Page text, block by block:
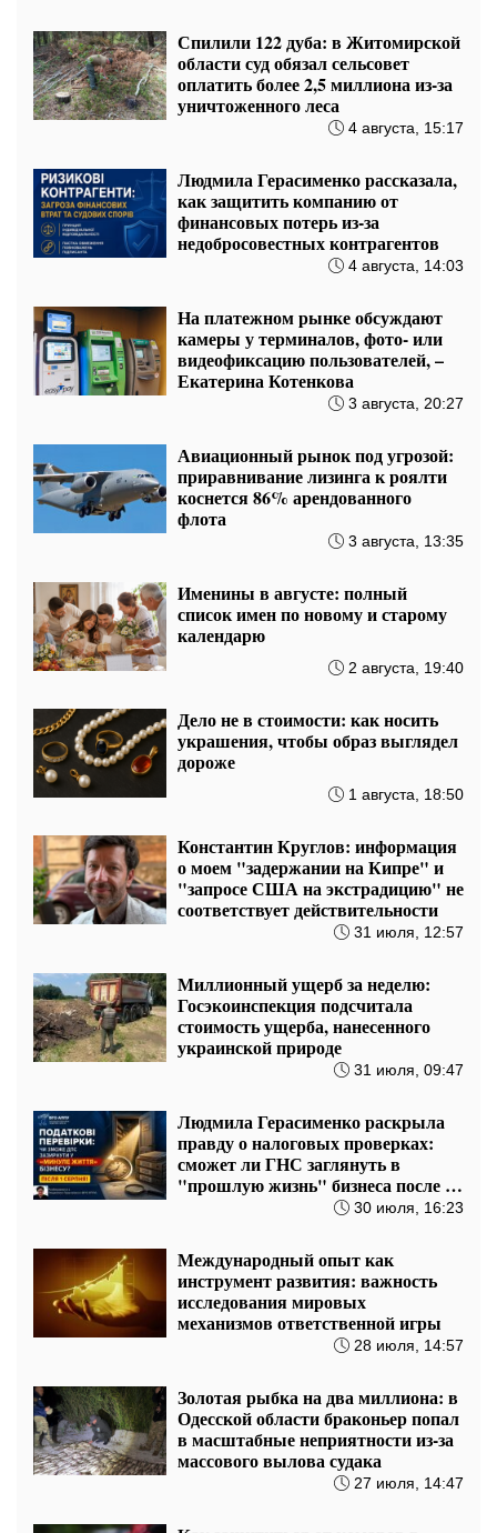
Спилили 122 дуба: в Житомирской
области суд обязал сельсовет
оплатить более 2,5 миллиона из-за
уничтоженного леса
4 августа, 15:17
Людмила Герасименко рассказала,
как защитить компанию от
финансовых потерь из-за
недобросовестных контрагентов
4 августа, 14:03
На платежном рынке обсуждают
камеры у терминалов, фото- или
видеофиксацию пользователей, –
Екатерина Котенкова
3 августа, 20:27
Авиационный рынок под угрозой:
приравнивание лизинга к роялти
коснется 86% арендованного
флота
3 августа, 13:35
Именины в августе: полный
список имен по новому и старому
календарю
2 августа, 19:40
Дело не в стоимости: как носить
украшения, чтобы образ выглядел
дороже
1 августа, 18:50
Константин Круглов: информация
о моем "задержании на Кипре" и
"запросе США на экстрадицию" не
соответствует действительности
31 июля, 12:57
Миллионный ущерб за неделю:
Госэкоинспекция подсчитала
стоимость ущерба, нанесенного
украинской природе
31 июля, 09:47
Людмила Герасименко раскрыла
правду о налоговых проверках:
сможет ли ГНС заглянуть в
"прошлую жизнь" бизнеса после 1
30 июля, 16:23
Международный опыт как
инструмент развития: важность
исследования мировых
механизмов ответственной игры
28 июля, 14:57
Золотая рыбка на два миллиона: в
Одесской области браконьер попал
в масштабные неприятности из-за
массового вылова судака
27 июля, 14:47